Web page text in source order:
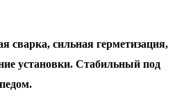
сварка, сильная герметизация,
установки. Стабильный под